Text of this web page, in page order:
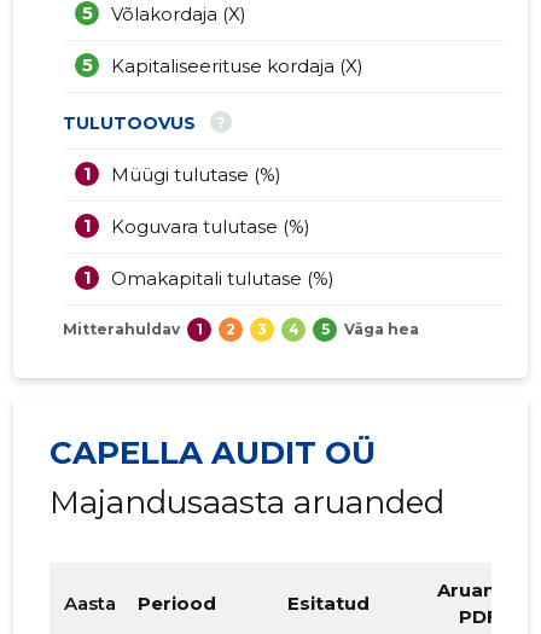
Võlakordaja (X)
5
Kapitaliseerituse kordaja (X)
5
TULUTOOVUS ?
Müügi tulutase (%)
1
Koguvara tulutase (%)
1
Omakapitali tulutase (%)
1
Mitterahuldav 1 2 3 4 5 Väga hea
CAPELLA AUDIT OÜ
Majandusaasta aruanded
Aasta Periood Esitatud
Aruande
PDF